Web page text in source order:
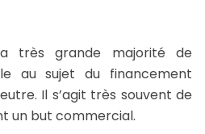
très grande majorité de
au sujet du financement
Il s’agit très souvent de
un but commercial.